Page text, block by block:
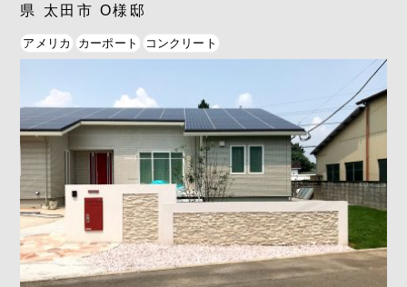
県 太田市 O様邸
アメリカ カーポート コンクリート